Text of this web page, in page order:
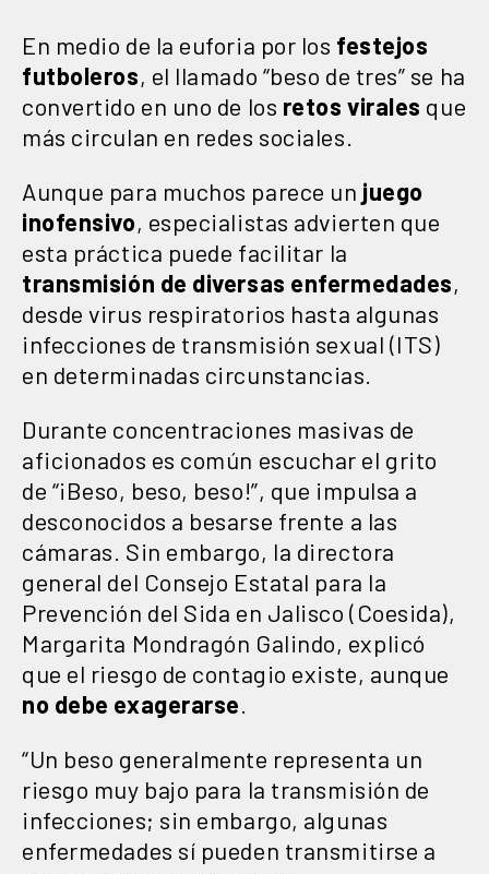
En medio de la euforia por los festejos
futboleros, el llamado “beso de tres” se ha
convertido en uno de los retos virales que
más circulan en redes sociales.
Aunque para muchos parece un juego
inofensivo, especialistas advierten que
esta práctica puede facilitar la
transmisión de diversas enfermedades,
desde virus respiratorios hasta algunas
infecciones de transmisión sexual (ITS)
en determinadas circunstancias.
Durante concentraciones masivas de
aficionados es común escuchar el grito
de “¡Beso, beso, beso!”, que impulsa a
desconocidos a besarse frente a las
cámaras. Sin embargo, la directora
general del Consejo Estatal para la
Prevención del Sida en Jalisco (Coesida),
Margarita Mondragón Galindo, explicó
que el riesgo de contagio existe, aunque
no debe exagerarse
“Un beso generalmente representa un
riesgo muy bajo para la transmisión de
infecciones; sin embargo, algunas
enfermedades sí pueden transmitirse a